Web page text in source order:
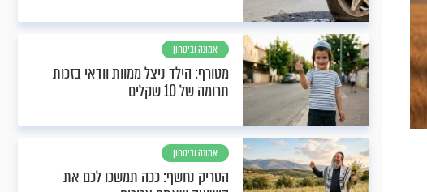
אמונה וביטחון
מטורף: הילד ניצל ממוות וודאי בזכות
תרומה של 10 שקלים
אמונה וביטחון
הטריק נחשף: ככה תמשכו לכם את